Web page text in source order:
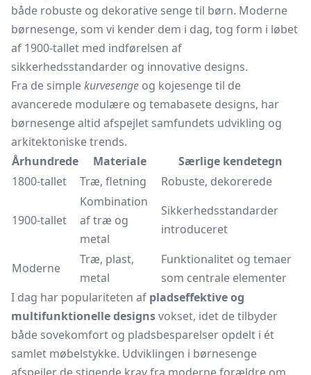
både robuste og dekorative senge til børn. Moderne
børnesenge, som vi kender dem i dag, tog form i løbet
af 1900-tallet med indførelsen af
sikkerhedsstandarder og innovative designs.
Fra de simplekurvesenge og kojesenge til de
avancerede modulære og temabasete designs, har
børnesenge altid afspejlet samfundets udvikling og
arkitektoniske trends.
Århundrede
Materiale
Særlige kendetegn
1800-tallet
Træ, fletning Robuste, dekorerede
1900-tallet
Kombination
af træ og
metal
Sikkerhedsstandarder
introduceret
Moderne
Træ, plast,
metal
Funktionalitet og temaer
som centrale elementer
I dag har populariteten af pladseffektive og
multifunktionelle designsvokset, idet de tilbyder
både sovekomfort og pladsbesparelser opdelt i ét
samlet møbelstykke. Udviklingen i børnesenge